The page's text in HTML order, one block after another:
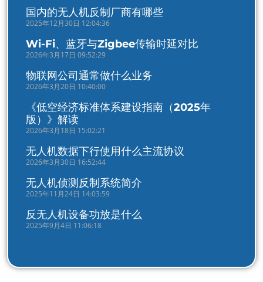
国内的无人机反制厂商有哪些
2025年12月30日 12:04:36
Wi-Fi、蓝牙与Zigbee传输时延对比
2026年3月17日 09:52:29
物联网公司通常做什么业务
2026年3月20日 10:40:00
《低空经济标准体系建设指南（2025年
版）》解读
2026年3月18日 15:02:21
无人机数据下行使用什么主流协议
2026年3月30日 16:52:44
无人机侦测反制系统简介
2025年11月24日 14:03:59
反无人机设备功放是什么
2025年9月4日 11:06:18